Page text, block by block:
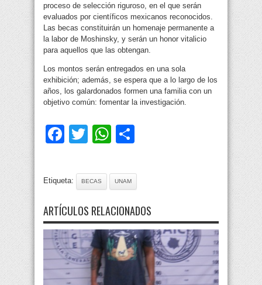
proceso de selección riguroso, en el que serán
evaluados por científicos mexicanos reconocidos.
Las becas constituirán un homenaje permanente a
la labor de Moshinsky, y serán un honor vitalicio
para aquellos que las obtengan.
Los montos serán entregados en una sola
exhibición; además, se espera que a lo largo de los
años, los galardonados formen una familia con un
objetivo común: fomentar la investigación.
Facebook
TwitterWhatsApp
Etiqueta: BECAS UNAM
ARTÍCULOS RELACIONADOS